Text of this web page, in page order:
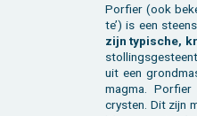
Por­fier (ook
te’) is een
zijn ty­pi­sche,
uit een
magma.
crys­ten. Dit zijn